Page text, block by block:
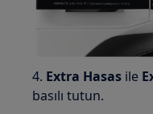
4. Extra Hasas ile
basılı tutun.